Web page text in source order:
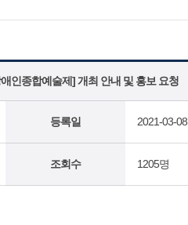
인종합예술제] 개최 안내 및 홍보 요청
등록일 2021-03-08
조회수 1205명